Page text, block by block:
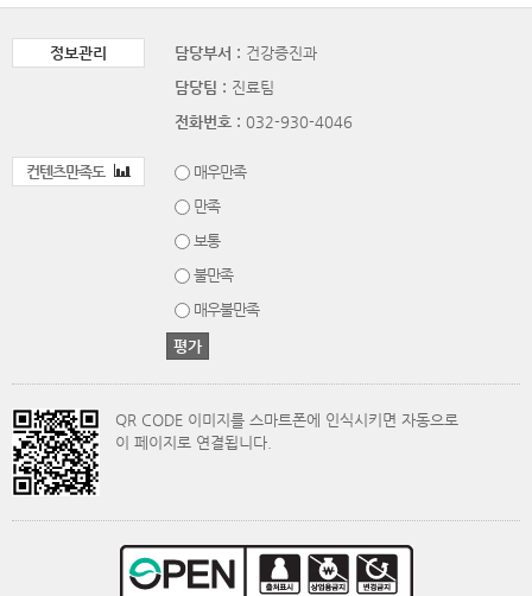
정보관리 담당부서 : 건강증진과
담당팀 : 진료팀
전화번호 : 032-930-4046
컨텐츠만족도
매우만족
만족
보통
불만족
매우불만족
QR CODE 이미지를 스마트폰에 인식시키면 자동으로
이 페이지로 연결됩니다.